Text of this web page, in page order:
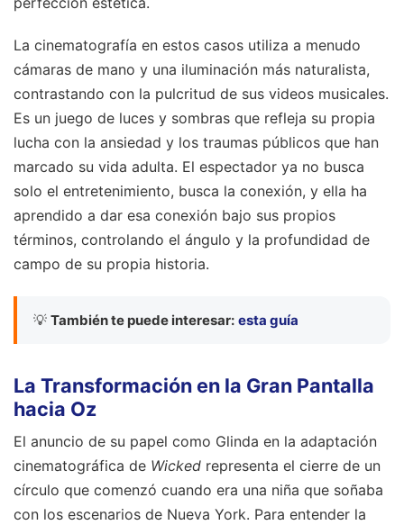
La cinematografía en estos casos utiliza a menudo
cámaras de mano y una iluminación más naturalista,
contrastando con la pulcritud de sus videos musicales.
Es un juego de luces y sombras que refleja su propia
lucha con la ansiedad y los traumas públicos que han
marcado su vida adulta. El espectador ya no busca
solo el entretenimiento, busca la conexión, y ella ha
aprendido a dar esa conexión bajo sus propios
términos, controlando el ángulo y la profundidad de
campo de su propia historia.
💡 También te puede interesar: esta guía
La Transformación en la Gran Pantalla
hacia Oz
El anuncio de su papel como Glinda en la adaptación
cinematográfica de Wicked representa el cierre de un
círculo que comenzó cuando era una niña que soñaba
con los escenarios de Nueva York. Para entender la